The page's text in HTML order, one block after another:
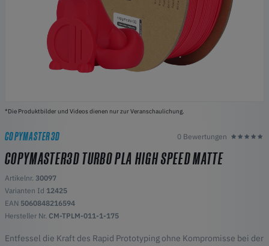
*Die Produktbilder und Videos dienen nur zur Veranschaulichung.
COPYMASTER3D 0 Bewertungen
COPYMASTER3D TURBO PLA HIGH SPEED MATTE
Artikelnr. 30097
Varianten Id 12425
EAN 5060848216594
Hersteller Nr. CM-TPLM-011-1-175
Entfessel die Kraft des Rapid Prototyping ohne Kompromisse bei der